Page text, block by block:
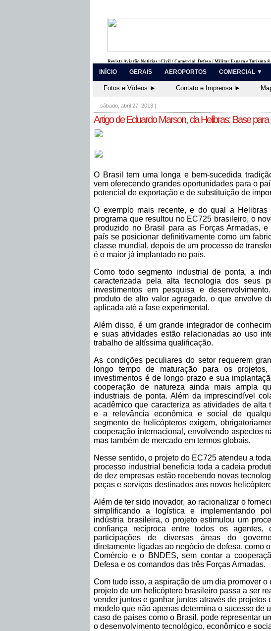
Revista Aviação Notícias | Civil / Comercial, Defesa / Militar, Espaço e Turismo ®
INÍCIO GERAIS AEROPORTOS COMERCIAL ▼
Fotos e Vídeos ► Contato e Imprensa ►
sábado, abril 27, 2013 |
Artigo de Eduardo Marson, da Helibras: Base
O Brasil tem uma longa e bem-sucedida
vem oferecendo grandes oportunidades para o
potencial de exportação e de substituição de
O exemplo mais recente, e do qual a
programa que resultou no EC725 brasileiro, o
produzido no Brasil para as Forças Armadas,
país se posicionar definitivamente como um
classe mundial, depois de um processo de
é o maior já implantado no país.
Como todo segmento industrial de ponta, a
caracterizada pela alta tecnologia dos seus
investimentos em pesquisa e
produto de alto valor agregado, o que envolve
aplicada até a fase experimental.
Além disso, é um grande integrador de
e suas atividades estão relacionadas ao uso
trabalho de altíssima qualificação.
As condições peculiares do setor requerem
longo tempo de maturação para os
investimentos é de longo prazo e sua
cooperação de natureza ainda mais ampla
industriais de ponta. Além da imprescindível
acadêmico que caracteriza as atividades de alta
e a relevância econômica e social de
segmento de helicópteros exigem,
cooperação internacional, envolvendo aspectos
mas também de mercado em termos globais.
Nesse sentido, o projeto do EC725 atendeu a
processo industrial beneficia toda a cadeia
de dez empresas estão recebendo novas
peças e serviços destinados aos novos
Além de ter sido inovador, ao racionalizar o
simplificando a logística e implementando
indústria brasileira, o projeto estimulou um
confiança recíproca entre todos os agentes,
participações de diversas áreas do
diretamente ligadas ao negócio de defesa, como
Comércio e o BNDES, sem contar a
Defesa e os comandos das três Forças Armadas.
Com tudo isso, a aspiração de um dia promover
projeto de um helicóptero brasileiro passa a ser
vender juntos e ganhar juntos através de projetos
modelo que não apenas determina o sucesso de
caso de países como o Brasil, pode representar
o desenvolvimento tecnológico, econômico e